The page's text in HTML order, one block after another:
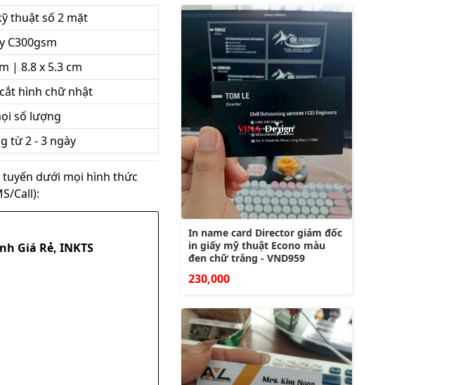
thuật số 2 mặt
C300gsm
| 8.8 x 5.3 cm
hình chữ nhật
số lượng
từ 2 - 3 ngày
dưới mọi hình thức
Call):
Giá Rẻ, INKTS
In name card Director giám đốc
in giấy mỹ thuật Econo màu
đen chữ trắng - VND959
230,000